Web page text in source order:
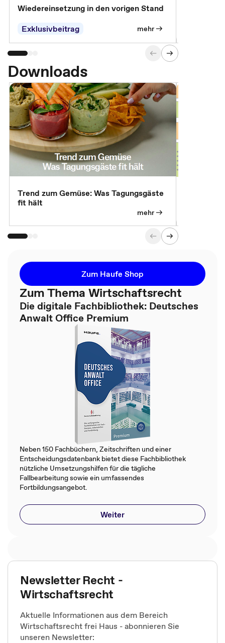
Wiedereinsetzung in den vorigen Stand
Exklusivbeitrag
mehr
Downloads
Trend zum Gemüse: Was Tagungsgäste
fit hält
mehr
Zum Haufe Shop
Zum Thema Wirtschaftsrecht
Die digitale Fachbibliothek: Deutsches
Anwalt Office Premium
Neben 150 Fachbüchern, Zeitschriften und einer
Entscheidungsdatenbank bietet diese Fachbibliothek
nützliche Umsetzungshilfen für die tägliche
Fallbearbeitung sowie ein umfassendes
Fortbildungsangebot.
Weiter
Newsletter Recht -
Wirtschaftsrecht
Aktuelle Informationen aus dem Bereich
Wirtschaftsrecht frei Haus - abonnieren Sie
unseren Newsletter: